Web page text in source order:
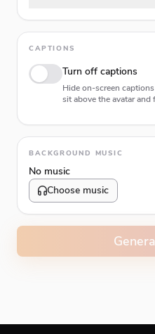
CAPTIONS
Turn off captions
Hide on-screen
sit above the avatar
Animation type
#E74C3C
BACKGROUND MUSIC
No music
Choose music